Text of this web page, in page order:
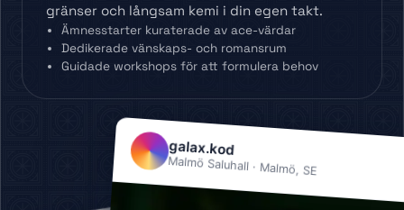
gränser och långsam kemi i din egen takt.
Ämnesstarter kuraterade av ace-värdar
Dedikerade vänskaps- och romansrum
Guidade workshops för att formulera behov
galax.kod
Malmö Saluhall · Malmö, SE